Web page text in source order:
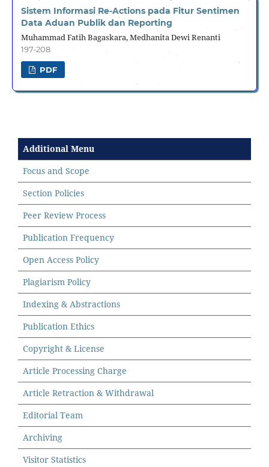
Sistem Informasi Re-Actions pada Fitur Sentimen
Data Aduan Publik dan Reporting
Muhammad Fatih Bagaskara, Medhanita Dewi Renanti
197-208
PDF
Additional Menu
Focus and Scope
Section Policies
Peer Review Process
Publication Frequency
Open Access Policy
Plagiarism Policy
Indexing & Abstractions
Publication Ethics
Copyright & License
Article Processing Charge
Article Retraction & Withdrawal
Editorial Team
Archiving
Visitor Statistics